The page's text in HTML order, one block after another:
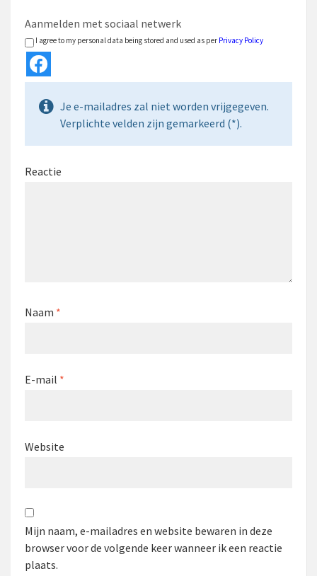
Aanmelden met sociaal netwerk
I agree to my personal data being stored and used as per Privacy Policy
Je e-mailadres zal niet worden vrijgegeven.
Verplichte velden zijn gemarkeerd (*).
Reactie
Naam *
E-mail *
Website
Mijn naam, e-mailadres en website bewaren in deze
browser voor de volgende keer wanneer ik een reactie
plaats.